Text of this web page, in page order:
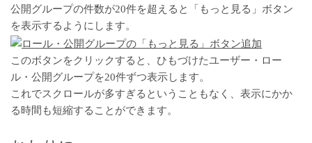
公開グループの件数が20件を超えると「もっと見る」ボタン
を表示するようにします。
このボタンをクリックすると、ひもづけたユーザー・ロー
ル・公開グループを20件ずつ表示します。
これでスクロールが多すぎるということもなく、表示にかか
る時間も短縮することができます。